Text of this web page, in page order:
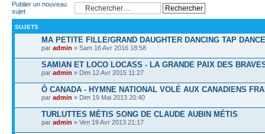
Publier un nouveau
sujet
SUJETS
MA PETITE FILLE/GRAND DAUGHTER DANCING TAP DANCE
par admin » Sam 16 Avr 2016 18:58
SAMIAN ET LOCO LOCASS - LA GRANDE PAIX DES
par admin » Dim 12 Avr 2015 11:27
Ô CANADA - HYMNE NATIONAL VOLÉ AUX CANADIENS
par admin » Dim 19 Mai 2013 20:40
TURLUTTES MÉTIS SONG DE CLAUDE AUBIN MÉTIS
par admin » Ven 19 Avr 2013 21:17